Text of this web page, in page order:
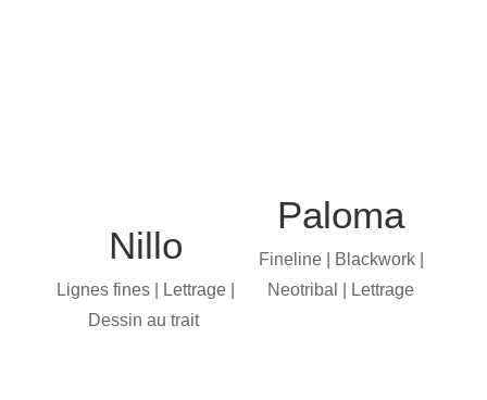
Nillo
Lignes fines | Lettrage |
Dessin au trait
Paloma
Fineline | Blackwork |
Neotribal | Lettrage